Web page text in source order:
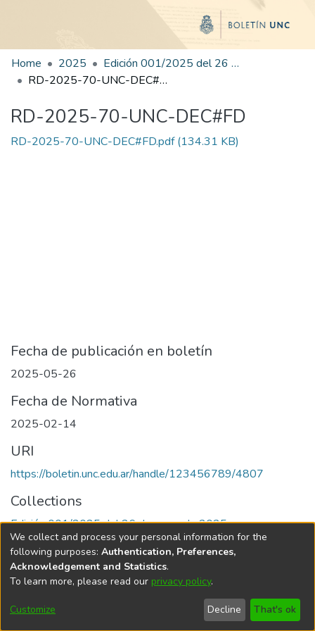
Home 2025
Edición 001/2025 del 26 de mayo de 2025
RD-2025-70-UNC-DEC#FD
RD-2025-70-UNC-DEC#FD
RD-2025-70-UNC-DEC#FD.pdf(134.31 KB)
Fecha de publicación en boletín
2025-05-26
Fecha de Normativa
2025-02-14
URI
https://boletin.unc.edu.ar/handle/123456789/4807
Collections
Edición 001/2025 del 26 de mayo de 2025
Universidad Nacional de Córdoba
We collect and process your personal information for the
following purposes: Authentication, Preferences,
Acknowledgement and Statistics.
To learn more, please read our privacy policy.
Customize Decline That's ok